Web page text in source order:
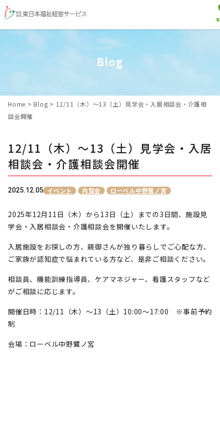
Blog
Home > Blog > 12/11（木）～13（土）見学会・入居相談会・介護相
談会開催
12/11（木）～13（土）見学会・入居
相談会・介護相談会開催
2025.12.05 イベント 内覧会 ローベル中野鷺ノ宮
2025年12月11日（木）から13日（土）までの3日間、施設見
学会・入居相談会・介護相談会を開催いたします。
入居施設をお探しの方、親御さんが独り暮らしでご心配な方、
ご家族が認知症で悩まれている方など、是非ご相談ください。
相談員、機能訓練指導員、ケアマネジャー、看護スタッフなど
がご相談に応じます。
開催日時：12/11（木）～13（土）10:00～17:00 ※事前予約
制
会場：ローベル中野鷺ノ宮